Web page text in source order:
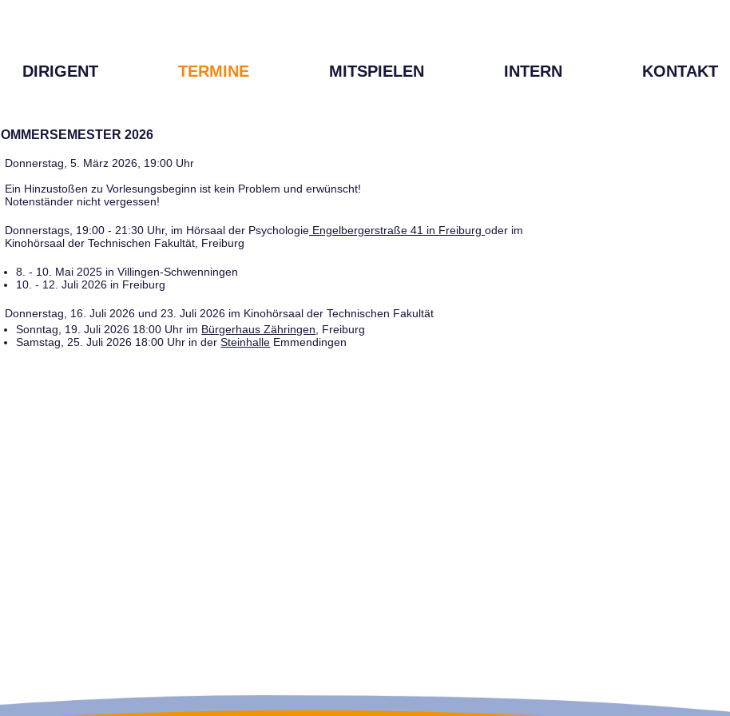
DIRIGENT TERMINE MITSPIELEN INTERN KONTAKT
2026
Donnerstag, 5. März 2026, 19:00 Uhr
Ein Hinzustoßen zu Vorlesungsbeginn ist kein Problem und erwünscht!
Notenständer nicht vergessen!
Donnerstags, 19:00 - 21:30 Uhr, im Hörsaal der Psychologie Engelbergerstraße 41 in Freiburg oder im
Kinohörsaal der Technischen Fakultät, Freiburg
8. - 10. Mai 2025 in Villingen-Schwenningen
10. - 12. Juli 2026 in Freiburg
Donnerstag, 16. Juli 2026 und 23. Juli 2026 im Kinohörsaal der Technischen Fakultät
Sonntag, 19. Juli 2026 18:00 Uhr im Bürgerhaus Zähringen , Freiburg
Samstag, 25. Juli 2026 18:00 Uhr in derSteinhalle Emmendingen